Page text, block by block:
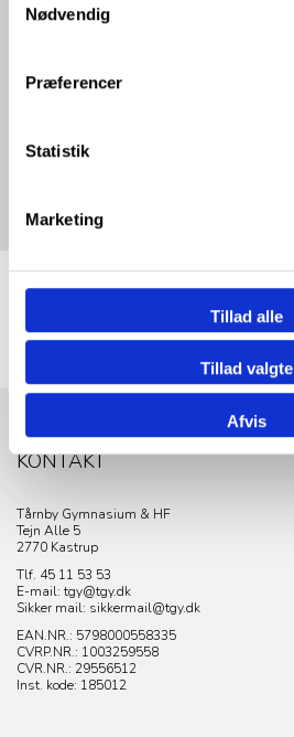
venstre hjørne.
Nødvendig
Præferencer
Statistik
Marketing
Tillad alle
Tillad valgte
Afvis
KONTAKT
Tårnby Gymnasium & HF
Tejn Alle 5
2770 Kastrup
Tlf. 45 11 53 53
E-mail: tgy@tgy.dk
Sikker mail: sikkermail@tgy.dk
EAN.NR.: 5798000558335
CVRP.NR.: 1003259558
CVR.NR.: 29556512
Inst. kode: 185012